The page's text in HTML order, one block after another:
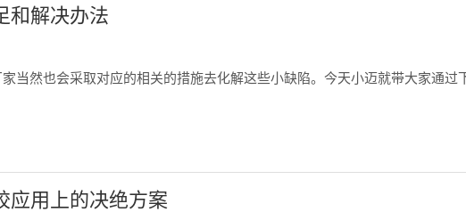
和解决办法
当然也会采取对应的相关的措施去化解这些小缺陷。今天小迈就带大家通
应用上的决绝方案